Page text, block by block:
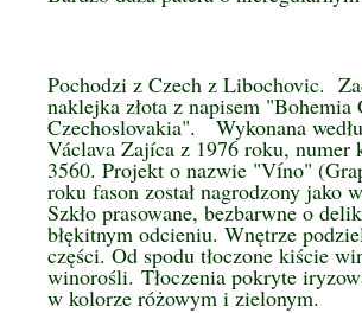
Pochodzi z Czech z Libochovic.
naklejka złota z napisem "Bohemia
Czechoslovakia". Wykonana
Václava Zajíca z 1976 roku, numer
3560. Projekt o nazwie "Víno"
roku fason został nagrodzony jako
Szkło prasowane, bezbarwne o
błękitnym odcieniu. Wnętrze
części. Od spodu tłoczone kiście
winorośli. Tłoczenia pokryte
w kolorze różowym i zielonym.